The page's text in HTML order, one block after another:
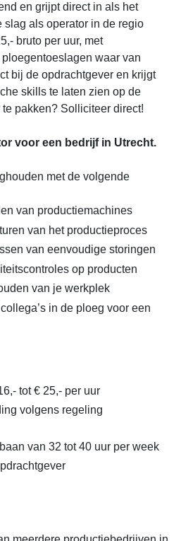
en grijpt direct in als het
slag als operator in de regio
bruto per uur, met
waar van
bij de opdrachtgever en krijgt
skills te laten zien op de
pakken? Solliciteer direct!
voor een bedrijf in Utrecht.
met de volgende
van productiemachines
van het productieproces
van eenvoudige storingen
op producten
van je werkplek
in de ploeg voor een
tot € 25,- per uur
volgens regeling
van 32 tot 40 uur per week